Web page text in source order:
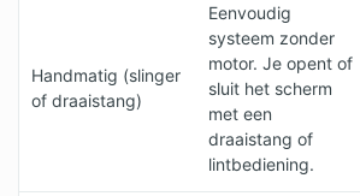
Handmatig (slinger
of draaistang)
Eenvoudig
systeem zonder
motor. Je opent of
sluit het scherm
met een
draaistang of
lintbediening.